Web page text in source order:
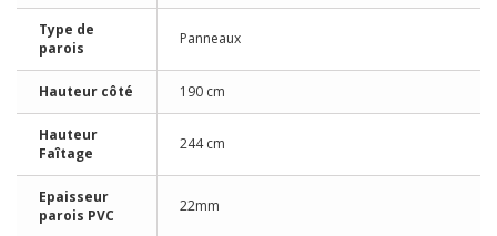
Type de
parois
Panneaux
Hauteur côté 190 cm
Hauteur
Faîtage
244 cm
Epaisseur
parois PVC
22mm